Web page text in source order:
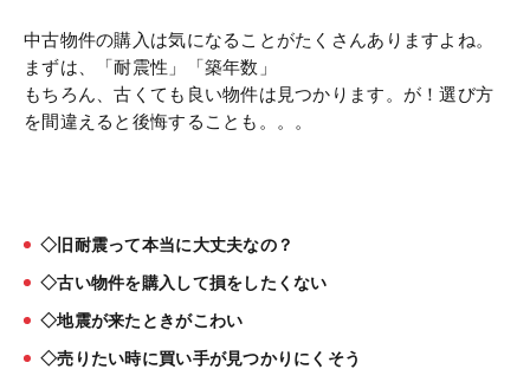
中古物件の購入は気になることがたくさんありますよね。
まずは、「耐震性」「築年数」
もちろん、古くても良い物件は見つかります。が！選び方
を間違えると後悔することも。。。
◇旧耐震って本当に大丈夫なの？
◇古い物件を購入して損をしたくない
◇地震が来たときがこわい
◇売りたい時に買い手が見つかりにくそう